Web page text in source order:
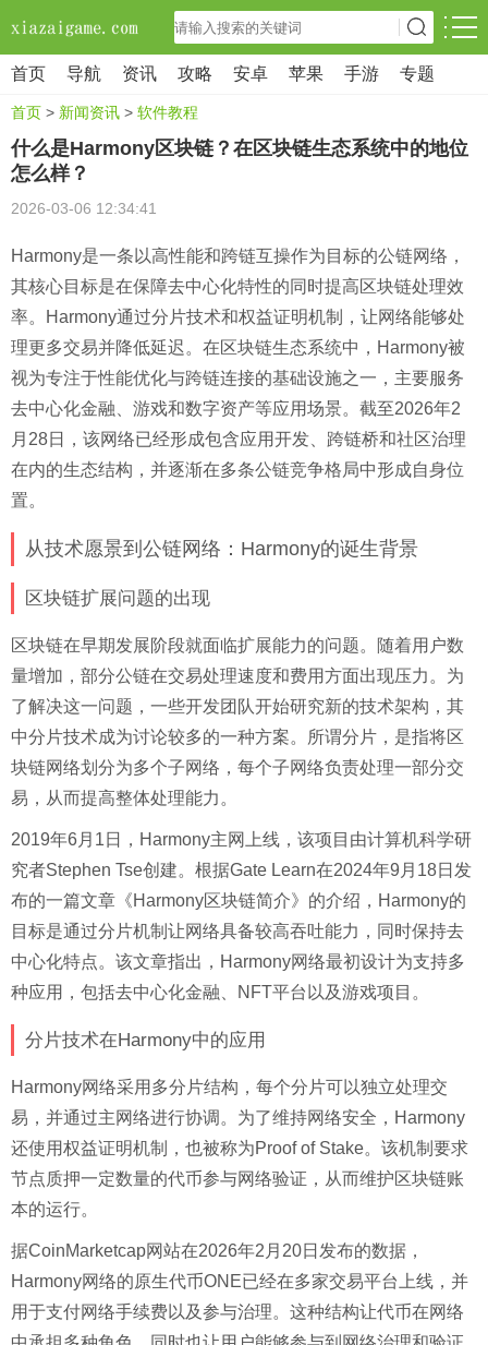
首页 导航 资讯 攻略 安卓 苹果 手游 专题
首页 > 新闻资讯 > 软件教程
什么是Harmony区块链？在区块链生态系统中的地位
怎么样？
2026-03-06 12:34:41
Harmony是一条以高性能和跨链互操作为目标的公链网络，
其核心目标是在保障去中心化特性的同时提高区块链处理效
率。Harmony通过分片技术和权益证明机制，让网络能够处
理更多交易并降低延迟。在区块链生态系统中，Harmony被
视为专注于性能优化与跨链连接的基础设施之一，主要服务
去中心化金融、游戏和数字资产等应用场景。截至2026年2
月28日，该网络已经形成包含应用开发、跨链桥和社区治理
在内的生态结构，并逐渐在多条公链竞争格局中形成自身位
置。
从技术愿景到公链网络：Harmony的诞生背景
区块链扩展问题的出现
区块链在早期发展阶段就面临扩展能力的问题。随着用户数
量增加，部分公链在交易处理速度和费用方面出现压力。为
了解决这一问题，一些开发团队开始研究新的技术架构，其
中分片技术成为讨论较多的一种方案。所谓分片，是指将区
块链网络划分为多个子网络，每个子网络负责处理一部分交
易，从而提高整体处理能力。
2019年6月1日，Harmony主网上线，该项目由计算机科学研
究者Stephen Tse创建。根据Gate Learn在2024年9月18日发
布的一篇文章《Harmony区块链简介》的介绍，Harmony的
目标是通过分片机制让网络具备较高吞吐能力，同时保持去
中心化特点。该文章指出，Harmony网络最初设计为支持多
种应用，包括去中心化金融、NFT平台以及游戏项目。
分片技术在Harmony中的应用
Harmony网络采用多分片结构，每个分片可以独立处理交
易，并通过主网络进行协调。为了维持网络安全，Harmony
还使用权益证明机制，也被称为Proof of Stake。该机制要求
节点质押一定数量的代币参与网络验证，从而维护区块链账
本的运行。
据CoinMarketcap网站在2026年2月20日发布的数据，
Harmony网络的原生代币ONE已经在多家交易平台上线，并
用于支付网络手续费以及参与治理。这种结构让代币在网络